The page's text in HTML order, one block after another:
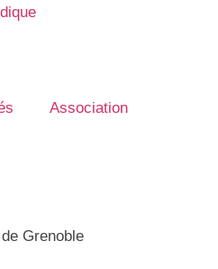
Association
Grenoble